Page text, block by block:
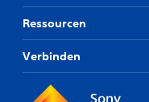
Ressourcen
Verbinden